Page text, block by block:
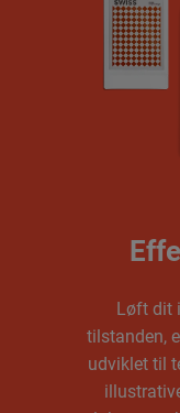
Løft dit
tilstanden,
udviklet til